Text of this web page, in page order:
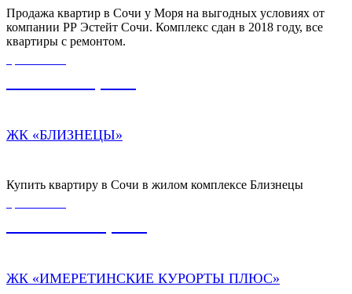
Продажа квартир в Сочи у Моря на выгодных условиях от
компании РР Эстейт Сочи. Комплекс сдан в 2018 году, все
квартиры с ремонтом.
ЖК «БЛИЗНЕЦЫ»
Купить квартиру в Сочи в жилом комплексе Близнецы
ЖК «ИМЕРЕТИНСКИЕ КУРОРТЫ ПЛЮС»